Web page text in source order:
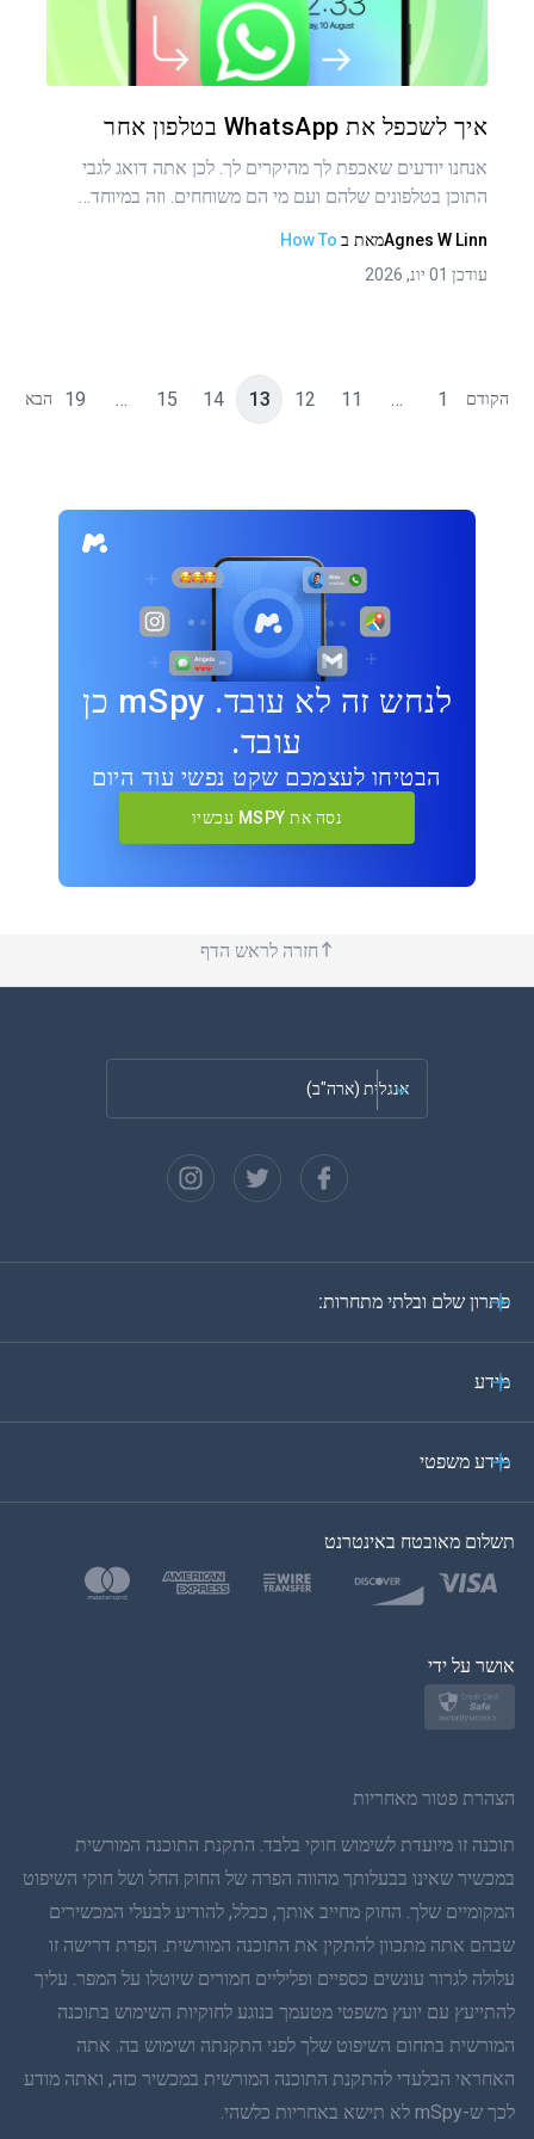
איך לשכפל את WhatsApp בטלפון אחר
אנחנו יודעים שאכפת לך מהיקרים לך. לכן אתה דואג לגבי
התוכן בטלפונים שלהם ועם מי הם משוחחים. וזה במיוחד…
Agnes W Linnמאת ב How To
עודכן 01 יונ, 2026
הקודם 1
…
11
12
13
14
15
…
19 הבא
לנחש זה לא עובד. mSpy כן
עובד.
הבטיחו לעצמכם שקט נפשי עוד היום
נסה את MSPY עכשיו
חזרה לראש הדף
אנגלית (ארה"ב)
גרמנית
בטורקית
פולנית
תאית
סינית פשוטה
דנית
הינדי
עברית
פתרון שלם ובלתי מתחרות:
מידע
מידע משפטי
תשלום מאובטח באינטרנט
אושר על ידי
הצהרת פטור מאחריות
תוכנה זו מיועדת לשימוש חוקי בלבד. התקנת התוכנה המורשית
במכשיר שאינו בבעלותך מהווה הפרה של החוק החל ושל חוקי השיפוט
המקומיים שלך. החוק מחייב אותך, ככלל, להודיע לבעלי המכשירים
שבהם אתה מתכוון להתקין את התוכנה המורשית. הפרת דרישה זו
עלולה לגרור עונשים כספיים ופליליים חמורים שיוטלו על המפר. עליך
להתייעץ עם יועץ משפטי מטעמך בנוגע לחוקיות השימוש בתוכנה
המורשית בתחום השיפוט שלך לפני התקנתה ושימוש בה. אתה
האחראי הבלעדי להתקנת התוכנה המורשית במכשיר כזה, ואתה מודע
לכך ש-mSpy לא תישא באחריות כלשהי.